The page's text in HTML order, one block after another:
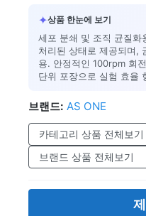
✦상품 한눈에 보기
세포 분쇄 및 조직 균질
처리된 상태로 제공되며,
용. 안정적인 100rpm 회
단위 포장으로 실험 효율
브랜드: AS ONE
카테고리 상품 전체보기
브랜드 상품 전체보기